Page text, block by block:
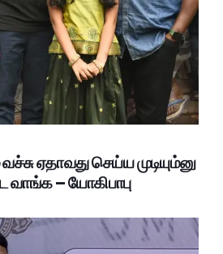
ஏதாவது செய்ய முடியும்னு
வாங்க – யோகிபாபு